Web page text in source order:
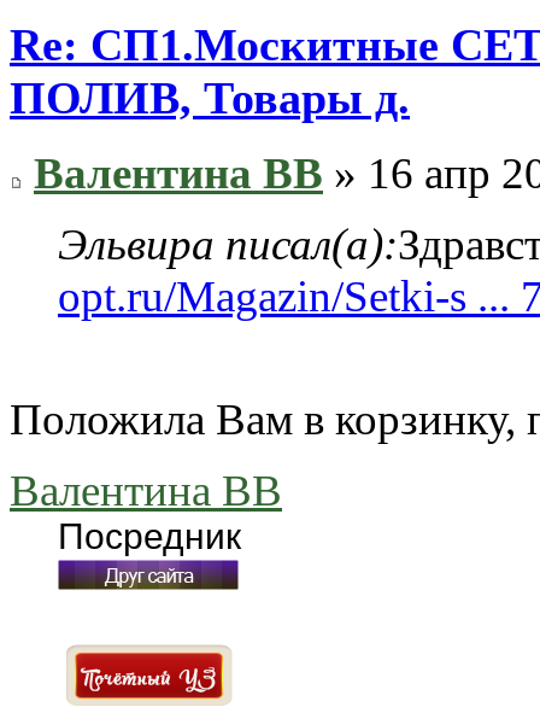
Re: СП1.Москитные
ПОЛИВ, Товары д.
Валентина ВВ » 16 апр
Эльвира писал(а):
opt.ru/Magazin/Setki-s ...
Положила Вам в корзинку,
Валентина ВВ
Посредник